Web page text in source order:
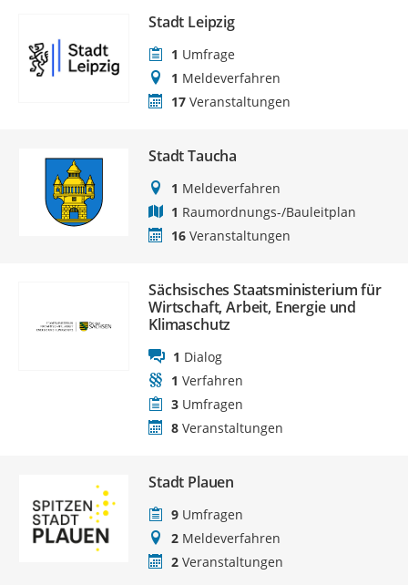
Stadt Leipzig
1 Umfrage
1 Meldeverfahren
17 Veranstaltungen
Stadt Taucha
1 Meldeverfahren
1 Raumordnungs-/Bauleitplan
16 Veranstaltungen
Sächsisches Staatsministerium für
Wirtschaft, Arbeit, Energie und
Klimaschutz
1 Dialog
1 Verfahren
3 Umfragen
8 Veranstaltungen
Stadt Plauen
9 Umfragen
2 Meldeverfahren
2 Veranstaltungen